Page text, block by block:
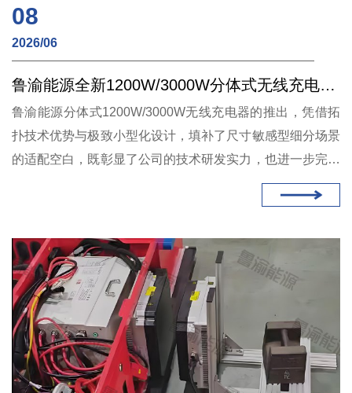
08
2026/06
鲁渝能源全新1200W/3000W分体式无线充电方案，AGV/四向穿梭车应用
鲁渝能源分体式1200W/3000W无线充电器的推出，凭借拓
扑技术优势与极致小型化设计，填补了尺寸敏感型细分场景
的适配空白，既彰显了公司的技术研发实力，也进一步完善
了产品矩阵，为工业自动化领域提供了更具适配性的无线充